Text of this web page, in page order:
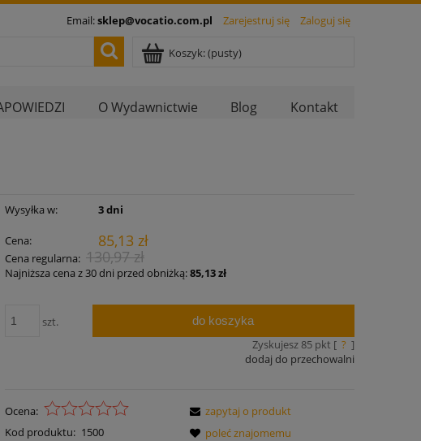
Email:sklep@vocatio.com.pl Zarejestruj się Zaloguj się
Koszyk:(pusty)
O Wydawnictwie Blog Kontakt
Wysyłka w: 3 dni
Cena: 85,13 zł
Cena regularna: 130,97 zł
Najniższa cena z 30 dni przed obniżką:85,13 zł
szt. do koszyka
Zyskujesz 85pkt [ ? ]
dodaj do przechowalni
Ocena:
Kod produktu: 1500
zapytaj o produkt
poleć znajomemu